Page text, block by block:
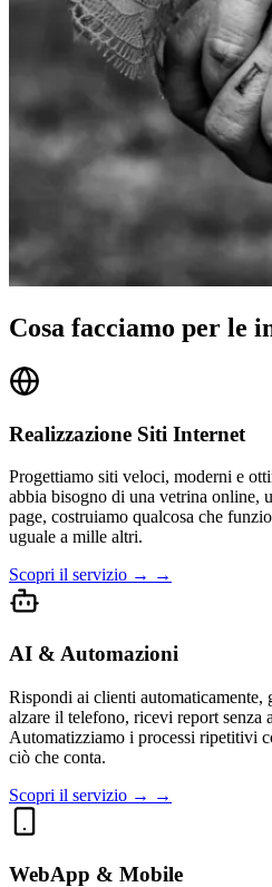
Cosa facciamo per le
Realizzazione Siti Internet
Progettiamo siti veloci, moderni e
abbia bisogno di una vetrina online,
page, costruiamo qualcosa che
uguale a mille altri.
Scopri il servizio → →
AI & Automazioni
Rispondi ai clienti automaticamente,
alzare il telefono, ricevi report senza
Automatizziamo i processi ripetitivi
ciò che conta.
Scopri il servizio → →
WebApp & Mobile